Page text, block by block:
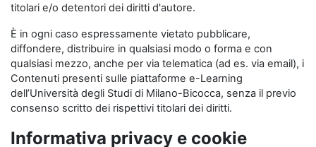
titolari e/o detentori dei diritti d'autore.
È in ogni caso espressamente vietato pubblicare,
diffondere, distribuire in qualsiasi modo o forma e con
qualsiasi mezzo, anche per via telematica (ad es. via email), i
Contenuti presenti sulle piattaforme e-Learning
dell’Università degli Studi di Milano-Bicocca, senza il previo
consenso scritto dei rispettivi titolari dei diritti.
Informativa privacy e cookie